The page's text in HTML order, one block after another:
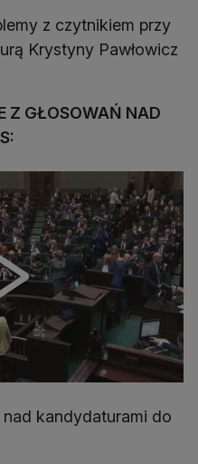
z czytnikiem przy
Krystyny Pawłowicz
Z GŁOSOWAŃ NAD
nad kandydaturami do